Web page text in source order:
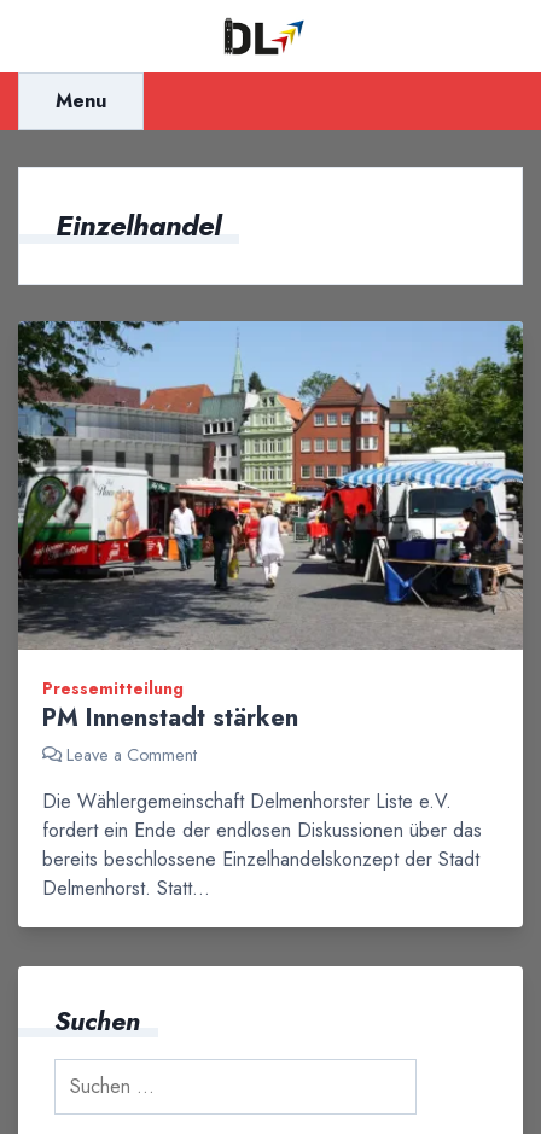
Menu
Einzelhandel
Pressemitteilung
PM Innenstadt stärken
Leave a Comment
Die Wählergemeinschaft Delmenhorster Liste e.V.
fordert ein Ende der endlosen Diskussionen über das
bereits beschlossene Einzelhandelskonzept der Stadt
Delmenhorst. Statt…
Suchen